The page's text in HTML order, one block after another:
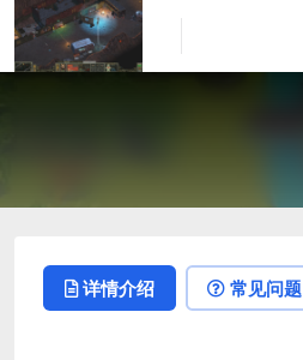
详情介绍 常见问题